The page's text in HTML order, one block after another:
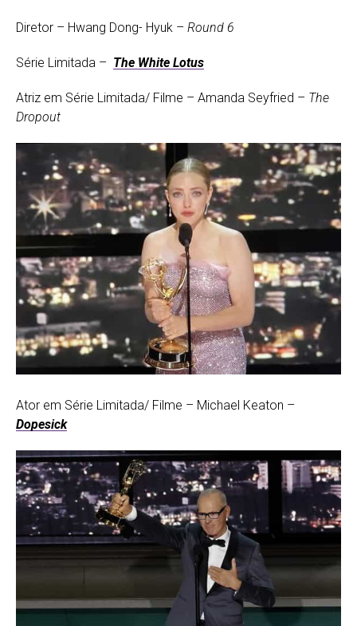
Diretor – Hwang Dong- Hyuk – Round 6
Série Limitada – The White Lotus
Atriz em Série Limitada/ Filme – Amanda Seyfried – The
Dropout
Ator em Série Limitada/ Filme – Michael Keaton –
Dopesick